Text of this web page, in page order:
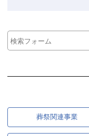
葬祭関連事業